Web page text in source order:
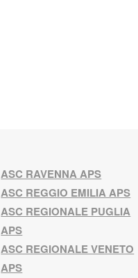
ASC RAVENNA APS
ASC REGGIO EMILIA APS
ASC REGIONALE PUGLIA
APS
ASC REGIONALE VENETO
APS